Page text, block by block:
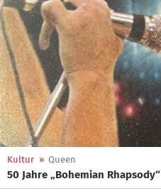
Kultur » Queen
50 Jahre „Bohemian Rhapsody“